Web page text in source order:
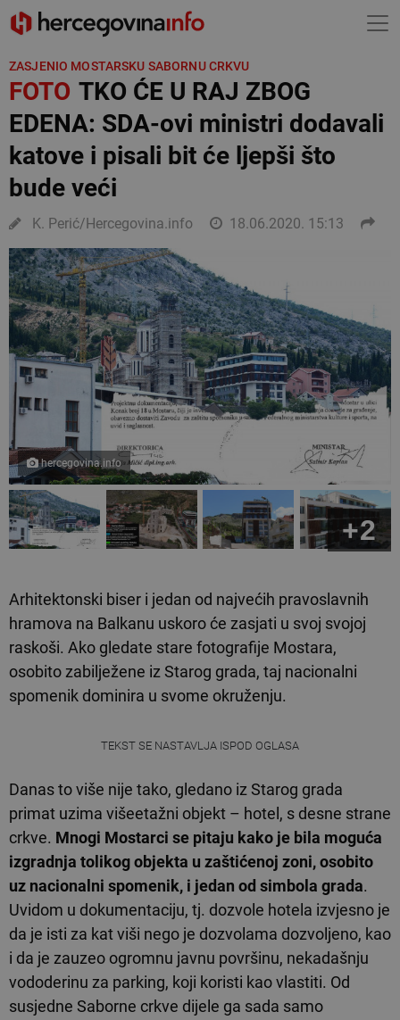
ZASJENIO MOSTARSKU SABORNU CRKVU
FOTOTKO ĆE U RAJ ZBOG
EDENA: SDA-ovi ministri dodavali
katove i pisali bit će ljepši što
bude veći
K. Perić/Hercegovina.info 18.06.2020. 15:13
hercegovina.info
+2
Arhitektonski biser i jedan od najvećih pravoslavnih
hramova na Balkanu uskoro će zasjati u svoj svojoj
raskoši. Ako gledate stare fotografije Mostara,
osobito zabilježene iz Starog grada, taj nacionalni
spomenik dominira u svome okruženju.
TEKST SE NASTAVLJA ISPOD OGLASA
Danas to više nije tako, gledano iz Starog grada
primat uzima višeetažni objekt – hotel, s desne strane
crkve. Mnogi Mostarci se pitaju kako je bila moguća
izgradnja tolikog objekta u zaštićenoj zoni, osobito
uz nacionalni spomenik, i jedan od simbola grada.
Uvidom u dokumentaciju, tj. dozvole hotela izvjesno je
da je isti za kat viši nego je dozvolama dozvoljeno, kao
i da je zauzeo ogromnu javnu površinu, nekadašnju
vododerinu za parking, koji koristi kao vlastiti. Od
susjedne Saborne crkve dijele ga sada samo